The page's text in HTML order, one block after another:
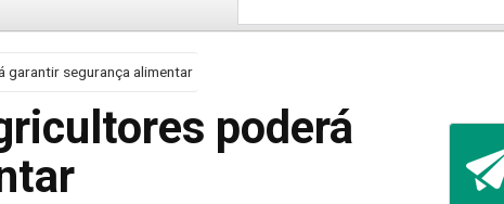
garantir segurança alimentar
poderá